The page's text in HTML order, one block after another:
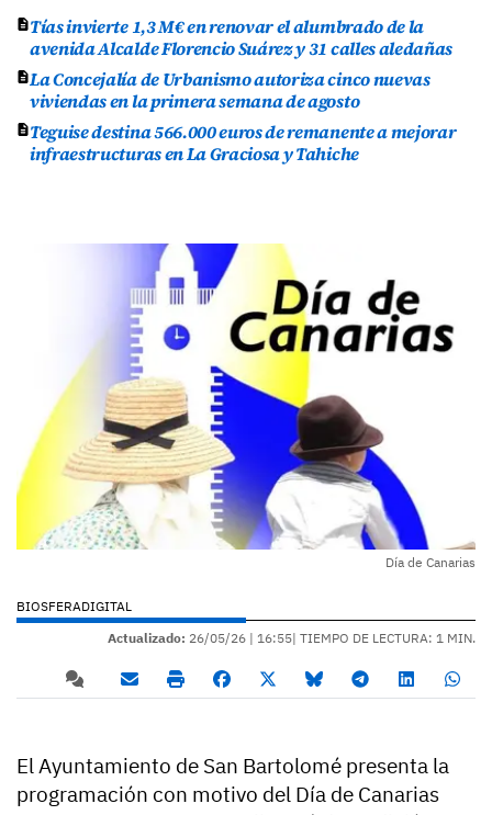
Tías invierte 1,3 M€ en renovar el alumbrado de la
avenida Alcalde Florencio Suárez y 31 calles aledañas
La Concejalía de Urbanismo autoriza cinco nuevas
viviendas en la primera semana de agosto
Teguise destina 566.000 euros de remanente a mejorar
infraestructuras en La Graciosa y Tahiche
Día de Canarias
BIOSFERADIGITAL
Actualizado: 26/05/26 | 16:55| TIEMPO DE LECTURA: 1 MIN.
El Ayuntamiento de San Bartolomé presenta la
programación con motivo del Día de Canarias